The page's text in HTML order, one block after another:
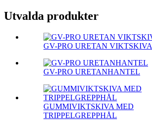
Utvalda produkter
GV-PRO URETAN VIKTSKIVA
GV-PRO URETANHANTEL
GUMMIVIKTSKIVA MED
TRIPPELGREPPHÅL